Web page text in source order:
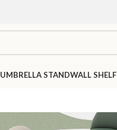
UMBRELLA STANDWALL SHELF